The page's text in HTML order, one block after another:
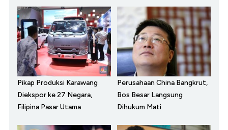
Pikap Produksi Karawang
Diekspor ke 27 Negara,
Filipina Pasar Utama
Perusahaan China Bangkrut,
Bos Besar Langsung
Dihukum Mati